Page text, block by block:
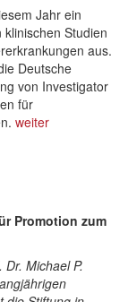
Jahr ein
Studien
aus.
Deutsche
von Investigator
für
weiter
Promotion zum
Michael P.